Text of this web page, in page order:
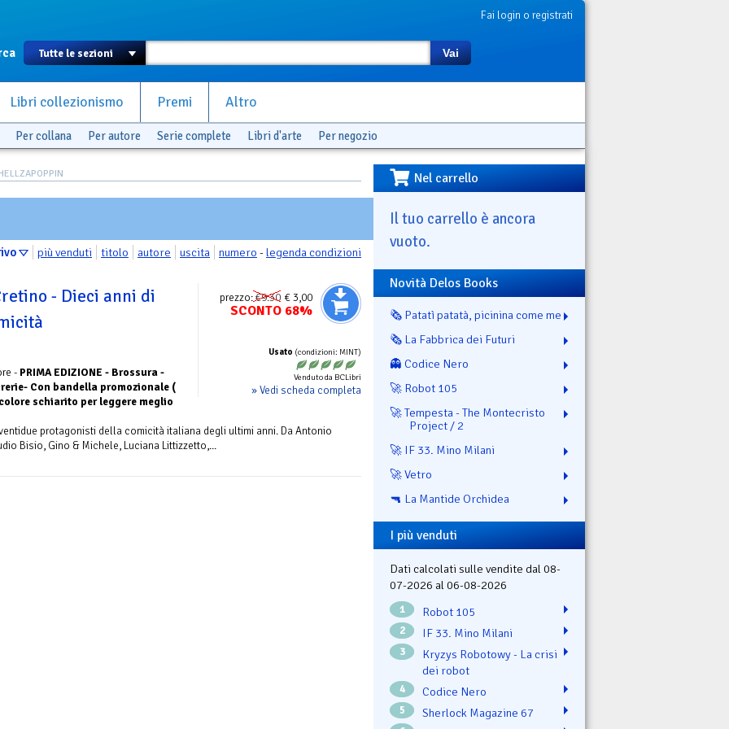
Fai login o registrati
Vai
Libri collezionismo Premi Altro
Per collana Per autore Serie complete Libri d'arte Per negozio
più venduti titolo autore uscita numero -legenda condizioni
prezzo:€9.30 € 3,00
SCONTO 68%
Usato (condizioni: MINT)
Venduto da BCLibri
» Vedi scheda completa
- Dieci anni di
- PRIMA EDIZIONE - Brossura -
Con bandella promozionale (
schiarito per leggere meglio
protagonisti della comicità italiana degli ultimi anni. Da Antonio
Bisio, Gino & Michele, Luciana Littizzetto,...
Nel carrello
Il tuo carrello è ancora
vuoto.
Novità Delos Books
🗞️ Patatì patatà, picinina come me
🗞️ La Fabbrica dei Futuri
👻 Codice Nero
🚀 Robot 105
🚀 Tempesta - The Montecristo
Project / 2
🚀 IF 33. Mino Milani
🚀 Vetro
🔫 La Mantide Orchidea
I più venduti
Dati calcolati sulle vendite dal 08-
07-2026 al 06-08-2026
1 Robot 105
2 IF 33. Mino Milani
3
Kryzys Robotowy - La crisi
dei robot
4 Codice Nero
5 Sherlock Magazine 67